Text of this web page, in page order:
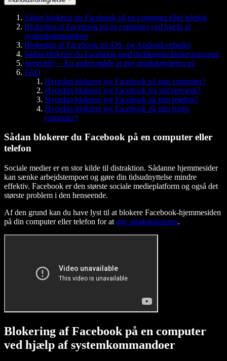
Sådan blokerer du Facebook på en computer eller telefon
Blokering af Facebook på en computer ved hjælp af
systemkommandoer
Blokering af Facebook på iOS- og Android-enheder
Sådan blokerer du Facebook med dedikerede blokeringsapps
Speechify – En anden måde at øge produktiviteten på
FAQ
Hvordan blokerer jeg Facebook på min computer?
Hvordan blokerer jeg Facebook fra mit netværk?
Hvordan blokerer jeg Facebook på min telefon?
Hvordan blokerer jeg Facebook på min barns
computer?
Sådan blokerer du Facebook på en computer eller
telefon
Sociale medier er en stor kilde til distraktion. Sådanne hjemmesider
kan sænke arbejdstempoet og gøre din tidsudnyttelse mindre
effektiv. Facebook er den største sociale medieplatform og også det
største problem i den henseende.
Af den grund kan du have lyst til at blokere Facebook-hjemmesiden
på din computer eller telefon for at øge produktiviteten.
Blokering af Facebook på en computer
ved hjælp af systemkommandoer